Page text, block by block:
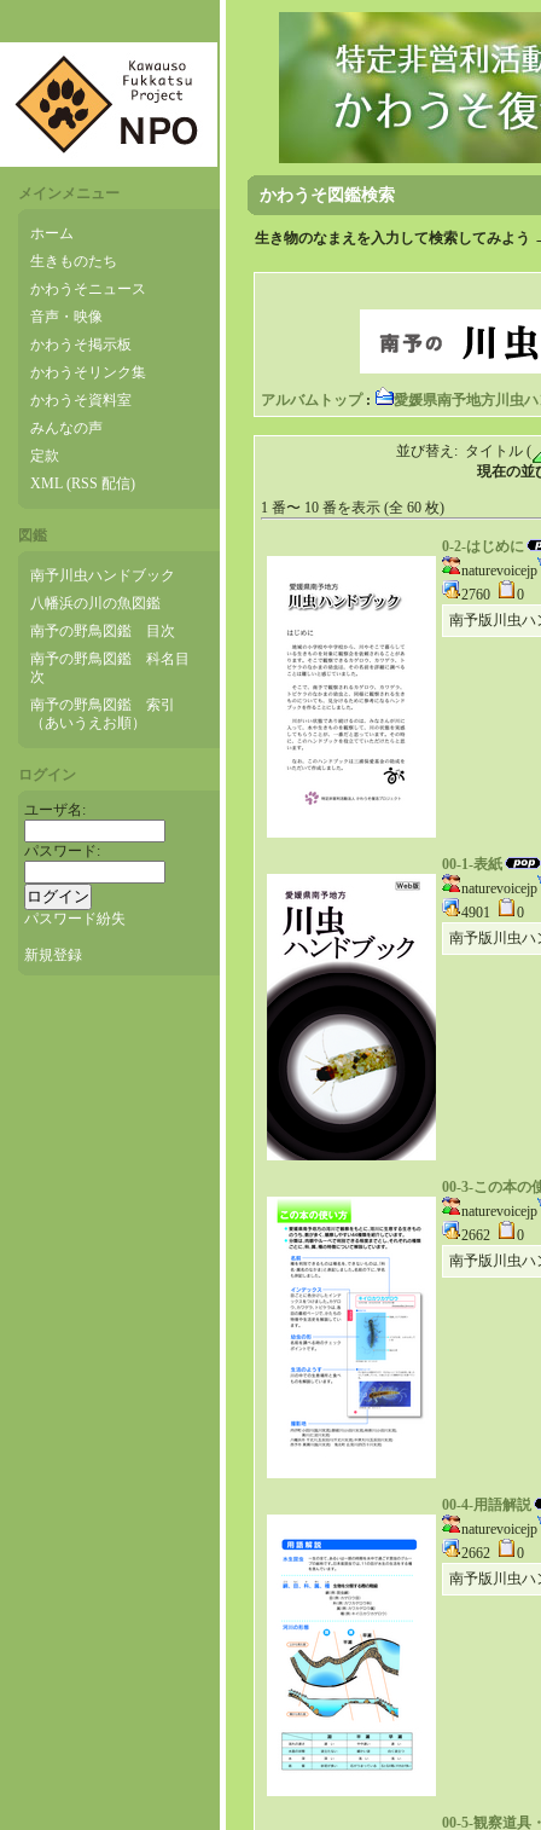
メインメニュー
ホーム
生きものたち
かわうそニュース
音声・映像
かわうそ掲示板
かわうそリンク集
かわうそ資料室
みんなの声
定款
XML (RSS 配信)
図鑑
南予川虫ハンドブック
八幡浜の川の魚図鑑
南予の野鳥図鑑 目次
南予の野鳥図鑑 科名目
次
南予の野鳥図鑑 索引
（あいうえお順）
ログイン
ユーザ名:
パスワード:
パスワード紛失
新規登録
かわうそ図鑑検索
生き物のなまえを入力して検索してみよう
アルバムトップ: 愛媛県南予地方川虫
並び替え: タイトル (
現在の並
1 番〜 10 番を表示 (全 60 枚)
0-2-はじめに
naturevoicejp
2760
0
南予版川虫
00-1-表紙
naturevoicejp
4901
0
南予版川虫
00-3-この本の
naturevoicejp
2662
0
南予版川虫
00-4-用語解説
naturevoicejp
2662
0
南予版川虫
00-5-観察道具